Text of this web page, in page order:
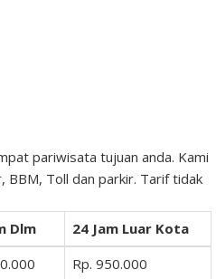
pariwisata tujuan anda. Kami
BBM, Toll dan parkir. Tarif tidak
Dlm
24 Jam Luar Kota
Rp. 950.000